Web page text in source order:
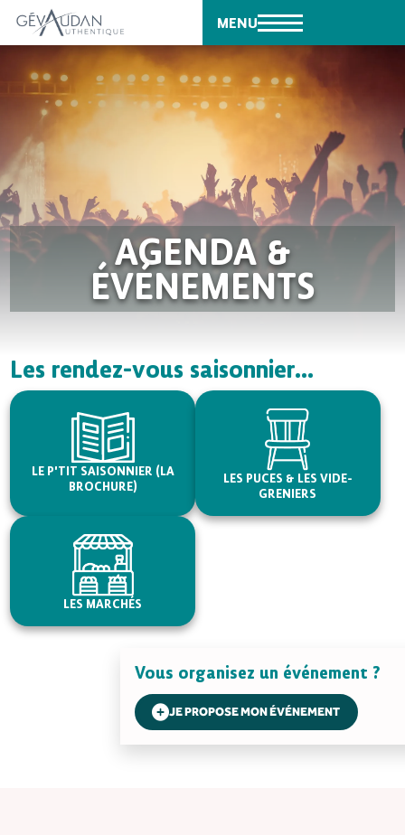
MENU
AGENDA &
ÉVÉNEMENTS
Les rendez-vous saisonnier...
LE P'TIT SAISONNIER (LA
BROCHURE)
LES PUCES & LES VIDE-
GRENIERS
LES MARCHÉS
Vous organisez un événement ?
JE PROPOSE MON ÉVÉNEMENT